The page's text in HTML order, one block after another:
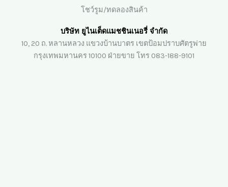
โชว์รูม/ทดลองสินค้า
บริษัท ยูไนเต็ดแมชชินเนอรี่ จำกัด
10, 20 ถ. หลานหลวง แขวงบ้านบาตร เขตป้อมปราบศัตรูพ่าย
กรุงเทพมหานคร 10100 ฝ่ายขาย โทร 083-188-9101